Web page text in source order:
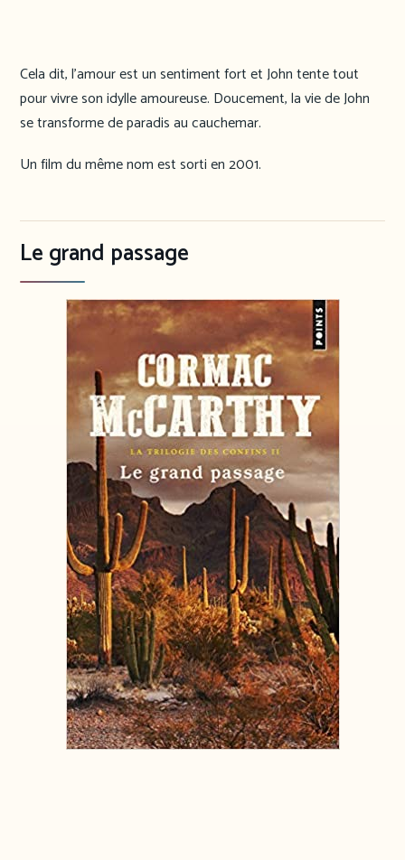
Cela dit, l’amour est un sentiment fort et John tente tout
pour vivre son idylle amoureuse. Doucement, la vie de John
se transforme de paradis au cauchemar.
Un film du même nom est sorti en 2001.
Le grand passage